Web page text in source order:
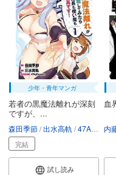
少年・青年マンガ
若者の黒魔法離れが深刻
ですが、...
森田季節 出水高軌 47AgDragon
完結
試し読み
血
内